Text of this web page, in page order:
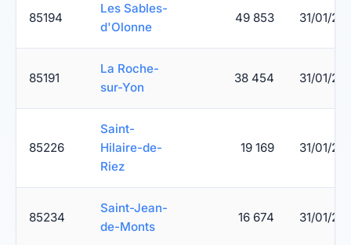
85194
Les Sables-
d'Olonne
49 853 31/01/
85191
La Roche-
sur-Yon
38 454 31/01/
85226
Saint-
Hilaire-de-
Riez
19 169 31/01/
85234
Saint-Jean-
de-Monts
16 674 31/01/